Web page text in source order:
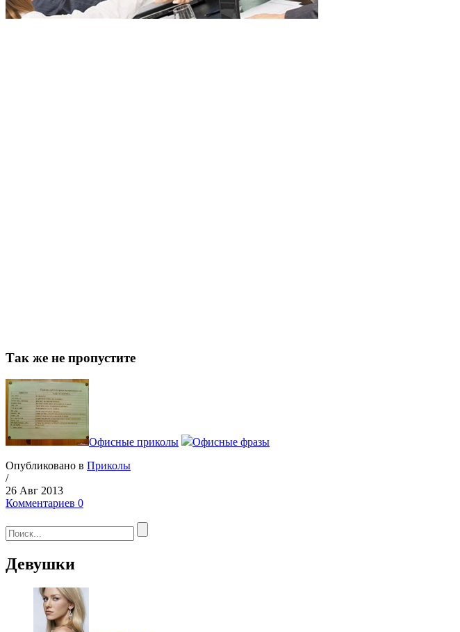
Так же не пропустите
Офисные приколы
Офисные фразы
Опубликовано в Приколы
/
26 Авг 2013
Комментариев 0
Девушки